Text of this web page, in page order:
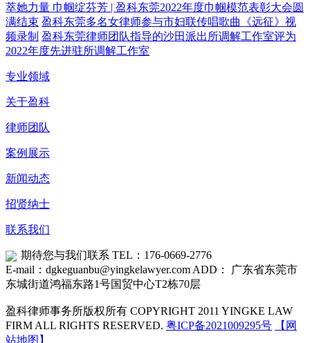
萃她力量 巾帼绽芬芳 | 盈科东莞2022年度巾帼模范表彰大会圆
满结束 盈科东莞多名女律师参与市妇联传唱歌曲《远征》视
频录制 盈科东莞律师团队指导的沙田派出所调解工作室评为
2022年度先进驻所调解工作室
专业领域
关于盈科
律师团队
案例展示
新闻动态
招贤纳士
联系我们
期待您与我们联系 TEL：176-0669-2776
E-mail：dgkeguanbu@yingkelawyer.com ADD： 广东省东莞市
东城街道鸿福东路1号国贸中心T2栋70层
盈科律师事务所版权所有 COPYRIGHT 2011 YINGKE LAW
FIRM ALL RIGHTS RESERVED. 粤ICP备2021009295号
【网
站地图】